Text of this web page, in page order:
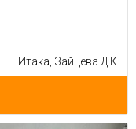
Итака, Зайцева Д.К.